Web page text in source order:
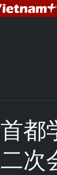
首都
二次